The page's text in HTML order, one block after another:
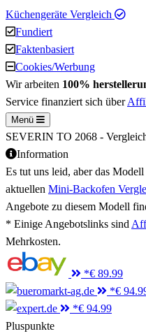
Küchengeräte Vergleich
Fundiert
Faktenbasiert
Cookies/Werbung
Wir arbeiten 100%
Service finanziert sich über
Menü
SEVERIN TO 2068 -
Information
Es tut uns leid, aber das Modell
aktuellen Mini-Backofen
Angebote zu diesem Modell
* Einige Angebotslinks sind
Mehrkosten.
*€ 89.99
*€
*€ 94.99
Pluspunkte